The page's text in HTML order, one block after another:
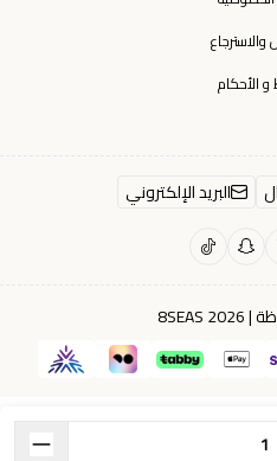
والاسترجاع
و الأحكام
البريد الإلكتروني
8SEAS